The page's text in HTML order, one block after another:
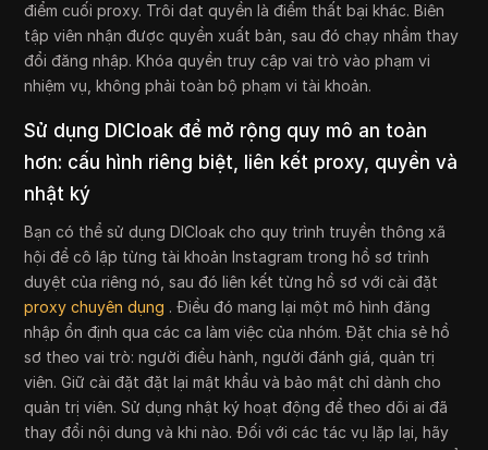
điểm cuối proxy. Trôi dạt quyền là điểm thất bại khác. Biên
tập viên nhận được quyền xuất bản, sau đó chạy nhầm thay
đổi đăng nhập. Khóa quyền truy cập vai trò vào phạm vi
nhiệm vụ, không phải toàn bộ phạm vi tài khoản.
Sử dụng DICloak để mở rộng quy mô an toàn
hơn: cấu hình riêng biệt, liên kết proxy, quyền và
nhật ký
Bạn có thể sử dụng DICloak cho quy trình truyền thông xã
hội để cô lập từng tài khoản Instagram trong hồ sơ trình
duyệt của riêng nó, sau đó liên kết từng hồ sơ với cài đặt
proxy chuyên dụng . Điều đó mang lại một mô hình đăng
nhập ổn định qua các ca làm việc của nhóm. Đặt chia sẻ hồ
sơ theo vai trò: người điều hành, người đánh giá, quản trị
viên. Giữ cài đặt đặt lại mật khẩu và bảo mật chỉ dành cho
quản trị viên. Sử dụng nhật ký hoạt động để theo dõi ai đã
thay đổi nội dung và khi nào. Đối với các tác vụ lặp lại, hãy